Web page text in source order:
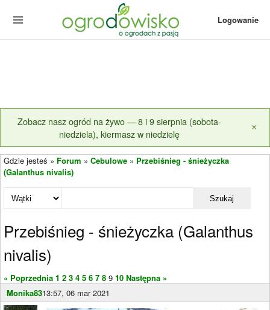
Logowanie
Zobacz nasz ogród na żywo — 8 i 9 sierpnia (sobota-
niedziela), kiermasz w niedzielę
×
Gdzie jesteś » Forum » Cebulowe » Przebiśnieg - śnieżyczka
(Galanthus nivalis)
Szukaj
Przebiśnieg - śnieżyczka (Galanthus
nivalis)
« Poprzednia 1 2 3 4 5 6 7 8 9 10 Następna »
Monika8313:57, 06 mar 2021